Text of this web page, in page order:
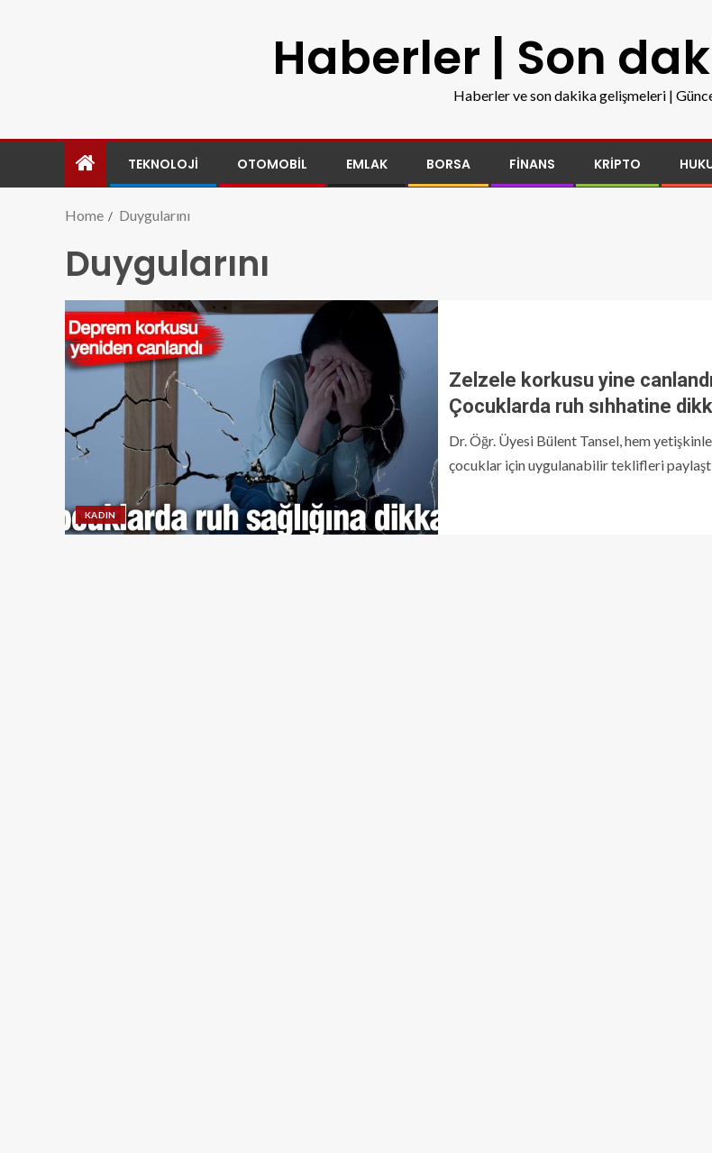
Haberler | Son
Haberler ve son dakika gelişmeleri |
TEKNOLOJI OTOMOBIL EMLAK BORSA FINANS KRIPTO
Home Duygularını
Duygularını
KADIN
Zelzele korkusu yine
Çocuklarda ruh sıhhatine
Dr. Öğr. Üyesi Bülent Tansel, hem
çocuklar için uygulanabilir teklifleri